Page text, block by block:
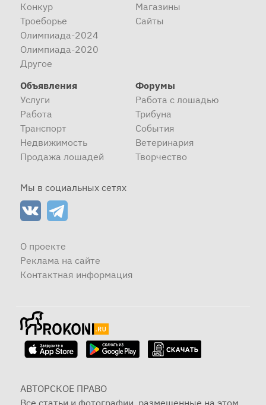
Конкур
Троеборье
Олимпиада-2024
Олимпиада-2020
Другое
Магазины
Сайты
Объявления
Услуги
Работа
Транспорт
Недвижимость
Продажа лошадей
Форумы
Работа с лошадью
Трибуна
События
Ветеринария
Творчество
Мы в социальных сетях
О проекте
Реклама на сайте
Контактная информация
АВТОРСКОЕ ПРАВО